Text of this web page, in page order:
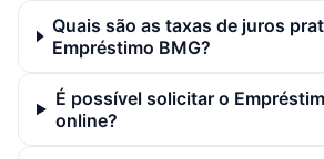
Quais são as taxas de juros
Empréstimo BMG?
É possível solicitar o
online?